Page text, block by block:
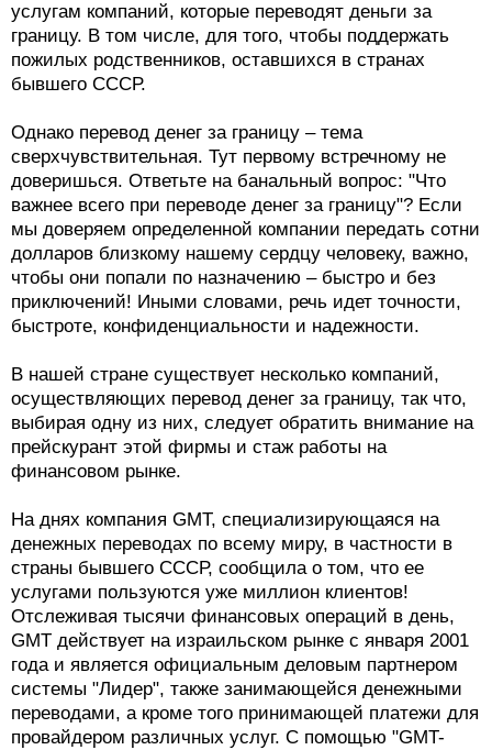
услугам компаний, которые переводят деньги за
границу. В том числе, для того, чтобы поддержать
пожилых родственников, оставшихся в странах
бывшего СССР.
Однако перевод денег за границу – тема
сверхчувствительная. Тут первому встречному не
доверишься. Ответьте на банальный вопрос: "Что
важнее всего при переводе денег за границу"? Если
мы доверяем определенной компании передать сотни
долларов близкому нашему сердцу человеку, важно,
чтобы они попали по назначению – быстро и без
приключений! Иными словами, речь идет точности,
быстроте, конфиденциальности и надежности.
В нашей стране существует несколько компаний,
осуществляющих перевод денег за границу, так что,
выбирая одну из них, следует обратить внимание на
прейскурант этой фирмы и стаж работы на
финансовом рынке.
На днях компания GMT, специализирующаяся на
денежных переводах по всему миру, в частности в
страны бывшего СССР, сообщила о том, что ее
услугами пользуются уже миллион клиентов!
Отслеживая тысячи финансовых операций в день,
GMT действует на израильском рынке с января 2001
года и является официальным деловым партнером
системы "Лидер", также занимающейся денежными
переводами, а кроме того принимающей платежи для
провайдером различных услуг. С помощью "GMT-